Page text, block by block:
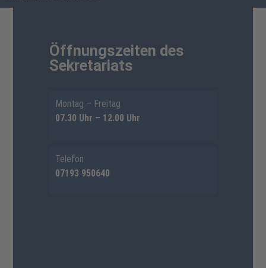
Öffnungszeiten des
Sekretariats
Montag – Freitag
07.30 Uhr – 12.00 Uhr
Telefon
07193 950640